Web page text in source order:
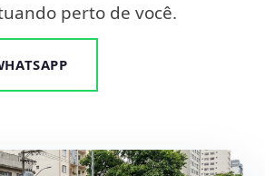
perto de você.